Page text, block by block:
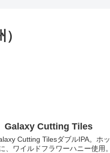
Cutting Tiles
Cutting TilesダブルIPA。ホ
、ワイルドフラワーハニー使用